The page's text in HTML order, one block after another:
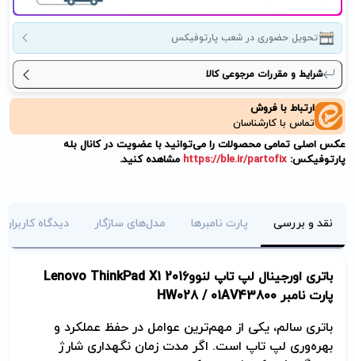
تحویل حضوری در شعب پارتوفیکس
شرایط و مقررات مرجوعی کالا
ارتباط با فروش
تماس با کارشناسان
عکس اصلی تمامی محصولات را می‌توانید با عضویت در کانال بله
پارتوفیکس: https://ble.ir/partofix مشاهده کنید.
نقد و بررسی پارت نامبرها مدل‌های سازگار دیدگاه کاربران
باتری اورجینال لپ تاپ لنووLenovo ThinkPad X1 2016
پارت نامبر 00
HW028 / 01AV438
باتری سالم، یکی از مهم‌ترین عوامل در حفظ عملکرد و
بهره‌وری لپ تاپ است. اگر مدت زمان نگهداری شارژ